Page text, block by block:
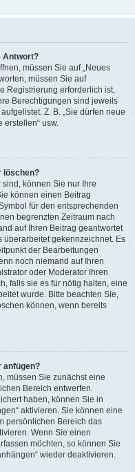
Antwort?
müssen Sie auf „Neues
müssen Sie auf
Registrierung erforderlich ist,
Berechtigungen sind jeweils
Z. B. „Sie dürfen neue
erstellen“ usw.
löschen?
können Sie nur Ihre
können einen Beitrag
für den entsprechenden
begrenzten Zeitraum nach
auf Ihren Beitrag geantwortet
überarbeitet gekennzeichnet. Es
der Bearbeitungen
noch niemand auf Ihren
oder Moderator Ihren
falls sie es für nötig halten, eine
wurde. Bitte beachten Sie,
können, wenn bereits
anfügen?
müssen Sie zunächst eine
Bereich entwerfen.
haben, können Sie in
aktivieren. Sie können eine
persönlichen Bereich das
Wenn Sie einen
möchten, so können Sie
wieder deaktivieren.